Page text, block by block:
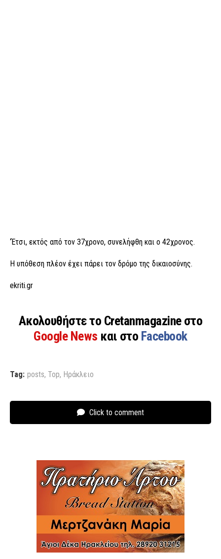
‘Έτσι, εκτός από τον 37χρονο, συνελήφθη και ο 42χρονος.
Η υπόθεση πλέον έχει πάρει τον δρόμο της δικαιοσύνης.
ekriti.gr
Ακολουθήστε το Cretanmagazine στο
Google News και στο Facebook
Tag: posts, Top, Ηράκλειο
Click to comment